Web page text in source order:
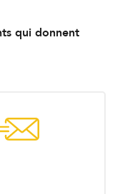
qui donnent